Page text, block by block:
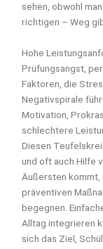
sehen, obwohl
richtigen – Weg
Hohe
Prüfungsangst,
Faktoren, die
Negativspirale
Motivation,
schlechtere
Diesen
und oft auch Hilfe
Äußersten
präventiven
begegnen.
Alltag integrieren
sich das Ziel,